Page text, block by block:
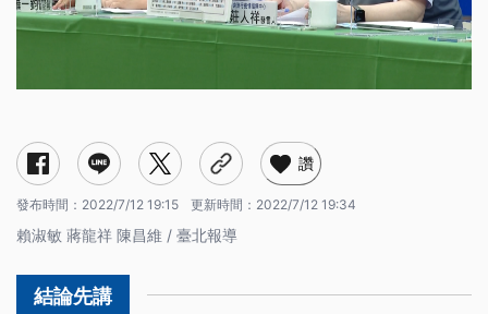
讚
發布時間： 2022/7/12 19:15 更新時間： 2022/7/12 19:34
賴淑敏 蔣龍祥 陳昌維 / 臺北報導